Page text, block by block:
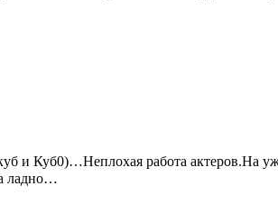
и Куб0)…Неплохая работа актеров.На
ладно…